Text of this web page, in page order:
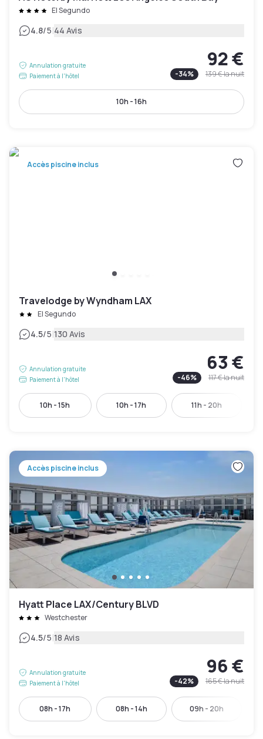
El Segundo
4.8/5|44 Avis
Annulation gratuite
Paiement à l'hôtel
92 €
-34% 139 €la nuit
10h - 16h
Accès piscine inclus
Travelodge by Wyndham LAX
El Segundo
4.5/5|130 Avis
Annulation gratuite
Paiement à l'hôtel
63 €
-46% 117 €la nuit
10h - 15h 10h - 17h 11h - 20h
Accès piscine inclus
Hyatt Place LAX/Century BLVD
Westchester
4.5/5|18 Avis
Annulation gratuite
Paiement à l'hôtel
96 €
-42% 165 €la nuit
08h - 17h 08h - 14h 09h - 20h